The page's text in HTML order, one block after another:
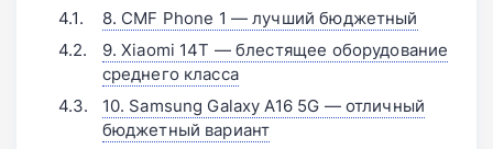
8. CMF Phone 1 — лучший бюджетный
9. Xiaomi 14T — блестящее оборудование
среднего класса
10. Samsung Galaxy A16 5G — отличный
бюджетный вариант